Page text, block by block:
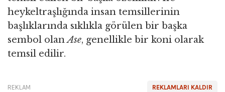
heykeltraşlığında insan temsillerinin
başlıklarında sıklıkla görülen bir başka
sembol olanAse, genellikle bir koni olarak
temsil edilir.
REKLAMLARI KALDIR
REKLAM